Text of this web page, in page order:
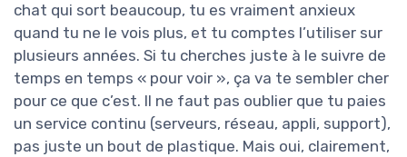
chat qui sort beaucoup, tu es vraiment anxieux
quand tu ne le vois plus, et tu comptes l’utiliser sur
plusieurs années. Si tu cherches juste à le suivre de
temps en temps « pour voir », ça va te sembler cher
pour ce que c’est. Il ne faut pas oublier que tu paies
un service continu (serveurs, réseau, appli, support),
pas juste un bout de plastique. Mais oui, clairement,